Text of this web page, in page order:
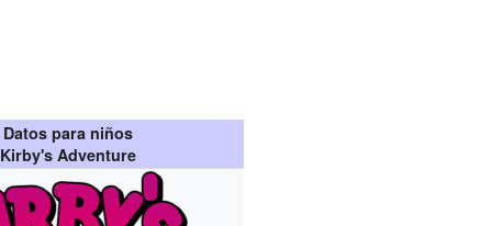
Datos para niños
Kirby's Adventure